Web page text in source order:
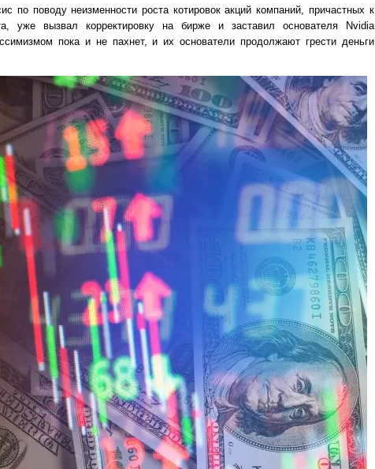
по поводу неизменности роста котировок акций компаний, причастных к
уже вызвал корректировку на бирже и заставил основателя Nvidia
пока и не пахнет, и их основатели продолжают грести деньги